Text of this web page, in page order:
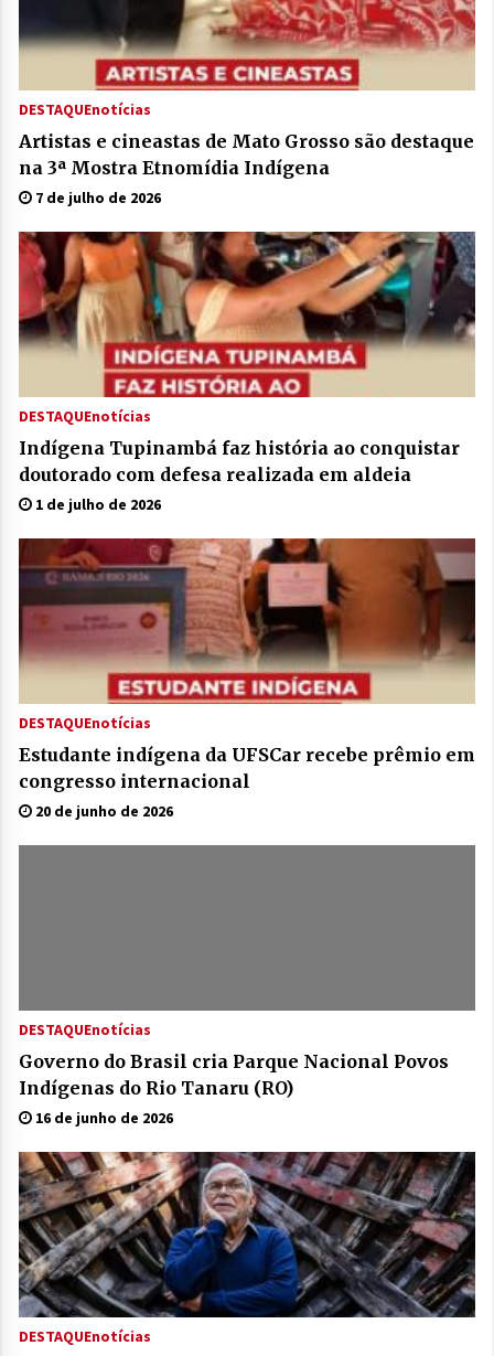
DESTAQUEnotícias
Artistas e cineastas de Mato Grosso são destaque
na 3ª Mostra Etnomídia Indígena
7 de julho de 2026
DESTAQUEnotícias
Indígena Tupinambá faz história ao conquistar
doutorado com defesa realizada em aldeia
1 de julho de 2026
DESTAQUEnotícias
Estudante indígena da UFSCar recebe prêmio em
congresso internacional
20 de junho de 2026
DESTAQUEnotícias
Governo do Brasil cria Parque Nacional Povos
Indígenas do Rio Tanaru (RO)
16 de junho de 2026
DESTAQUEnotícias